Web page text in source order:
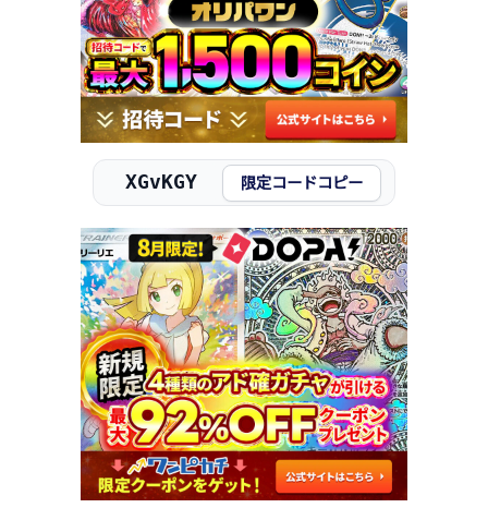
XGvKGY 限定コードコピー